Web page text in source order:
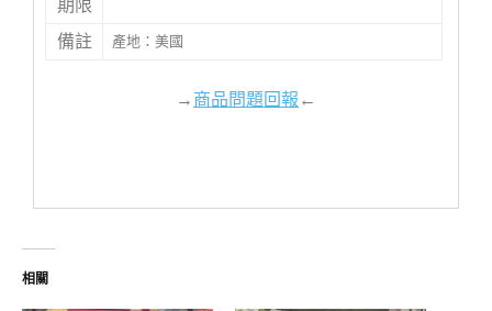
期限
備註 產地：美國
→商品問題回報←
相關